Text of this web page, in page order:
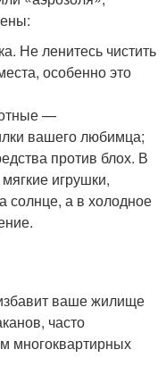
Не ленитесь чистить
особенно это
—
вашего любимца;
против блох. В
игрушки,
солнце, а в холодное
ваше жилище
часто
многоквартирных